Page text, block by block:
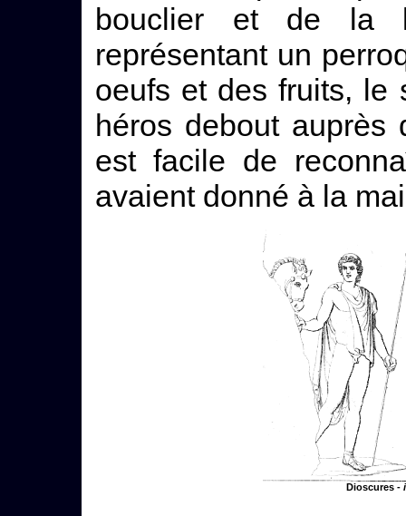
bouclier et de la
représentant un
oeufs et des fruits, le
héros debout auprès
est facile de
avaient donné à la
Dioscures -